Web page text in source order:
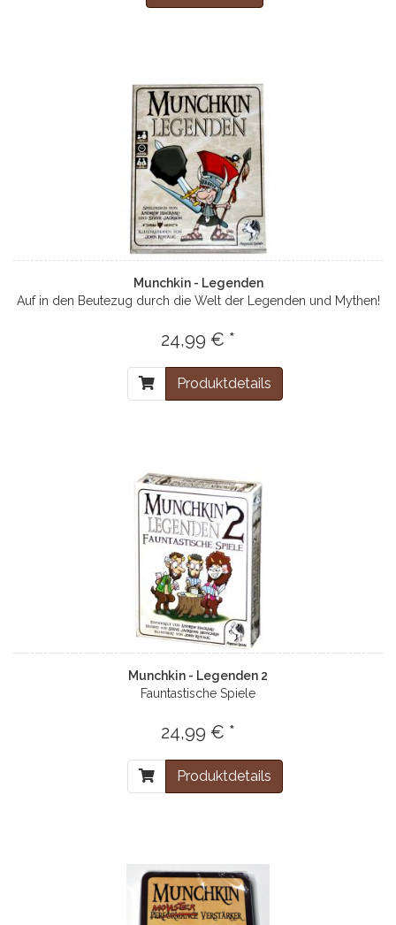
Munchkin - Legenden
Auf in den Beutezug durch die Welt der Legenden und Mythen!
24,99 € *
Produktdetails
Munchkin - Legenden 2
Fauntastische Spiele
24,99 € *
Produktdetails